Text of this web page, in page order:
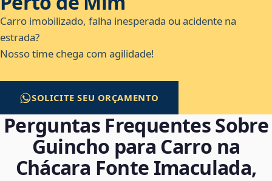
Carro imobilizado, falha inesperada ou acidente na
estrada?
Nosso time chega com agilidade!
SOLICITE SEU ORÇAMENTO
Perguntas Frequentes Sobre
Guincho para Carro na
Chácara Fonte Imaculada,